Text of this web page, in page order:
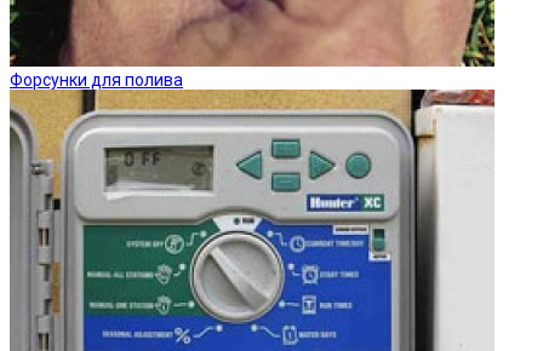
Форсунки для полива